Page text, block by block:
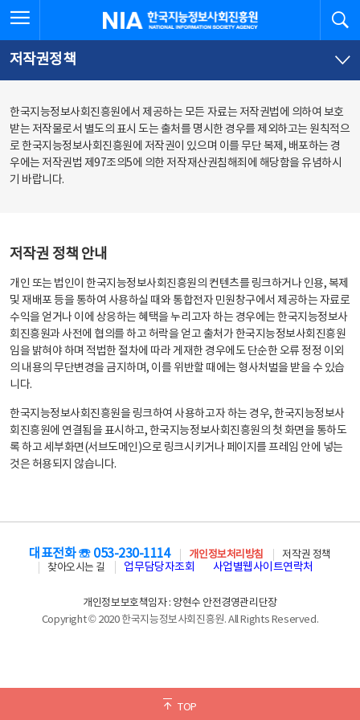
문
로
가
체
뉴
바
가
한국지능정보사회진흥원
저작권정책
한국지능정보사회진흥원에서 제공하는 모든 자료는 저작권법에 의하여 보호
받는 저작물로서 별도의 표시 도는 출처를 명시한 경우를 제외하고는 원칙적으
로 한국지능정보사회진흥원에 저작권이 있으며 이를 무단 복제, 배포하는 경
우에는 저작권법 제97조의5에 의한 저작재산권침해죄에 해당함을 유념하시
기 바랍니다.
저작권 정책 안내
개인 또는 법인이 한국지능정보사회진흥원의 컨텐츠를 링크하거나 인용, 복제
및 재배포 등을 통하여 사용하실 때와 통합전자 민원창구에서 제공하는 자료로
수익을 얻거나 이에 상응하는 혜택을 누리고자 하는 경우에는 한국지능정보사
회진흥원과 사전에 협의를 하고 허락을 얻고 출처가 한국지능정보사회진흥원
임을 밝혀야 하며 적법한 절차에 따라 게재한 경우에도 단순한 오류 정정 이외
의 내용의 무단변경을 금지하며, 이를 위반할 때에는 형사처벌을 받을 수 있습
니다.
한국지능정보사회진흥원을 링크하여 사용하고자 하는 경우, 한국지능정보사
회진흥원에 연결됨을 표시하고, 한국지능정보사회진흥원의 첫 화면을 통하도
록 하고 세부화면(서브도메인)으로 링크시키거나 페이지를 프레임 안에 넣는
것은 허용되지 않습니다.
TOP
대표전화 ☏ 053-230-1114 개인정보처리방침
저작권 정책
찾아오시는 길
업무담당자조회 사업별웹사이트연락처
개인정보보호책임자 : 양현수 안전경영관리단장
Copyright © 2020 한국지능정보사회진흥원. All Rights Reserved.